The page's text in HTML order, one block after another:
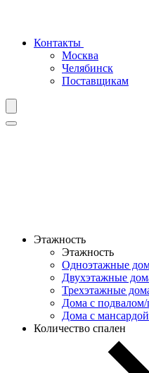
Контакты
Москва
Челябинск
Поставщикам
Этажность
Этажность
Одноэтажные
Двухэтажные
Трехэтажные
Дома с
Дома с мансардой
Количество спален